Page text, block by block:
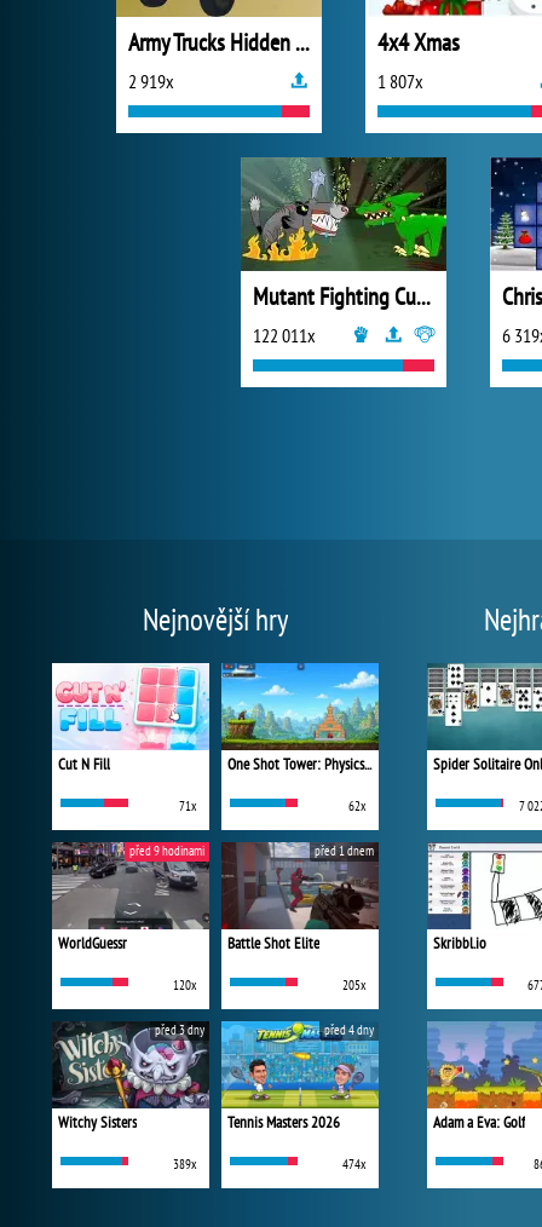
Army Trucks Hidden Letters
2 919x
4x4 Xmas
1 807x
Mutant Fighting Cup 2016
122 011x 6
Nejnovější hry
Cut N Fill
71x
One Shot Tower: Physics Destroyer
62x
WorldGuessr
120x
před 9 hodinami
Battle Shot Elite
205x
před 1 dnem
Witchy Sisters
389x
před 3 dny
Tennis Masters 2026
474x
před 4 dny
Spider Solitaire
7
Skribbl.io
Adam a Eva: Golf